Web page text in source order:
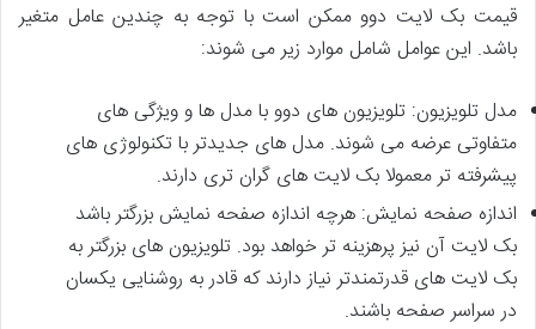
قیمت بک لایت دوو ممکن است با توجه به چندین عامل متغیر
باشد. این عوامل شامل موارد زیر می شوند:
مدل تلویزیون: تلویزیون های دوو با مدل ها و ویژگی های
متفاوتی عرضه می شوند. مدل های جدیدتر با تکنولوژی های
پیشرفته تر معمولا بک لایت های گران تری دارند.
اندازه صفحه نمایش: هرچه اندازه صفحه نمایش بزرگتر باشد
بک لایت آن نیز پرهزینه تر خواهد بود. تلویزیون های بزرگتر به
بک لایت های قدرتمندتر نیاز دارند که قادر به روشنایی یکسان
در سراسر صفحه باشند.